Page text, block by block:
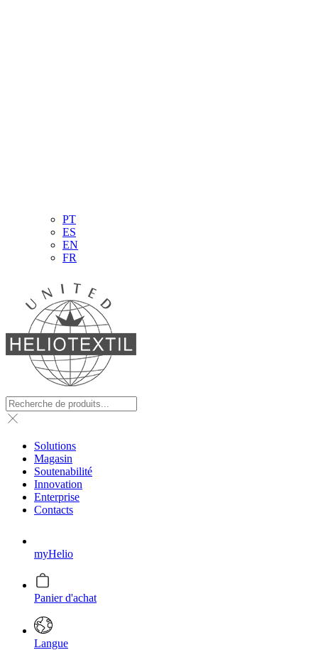
PT
ES
EN
FR
Solutions
Magasin
Soutenabilité
Innovation
Enterprise
Contacts
myHelio
Panier d'achat
Langue